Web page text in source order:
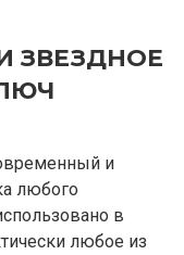
ЗВЕЗДНОЕ
и
любого
в
любое из